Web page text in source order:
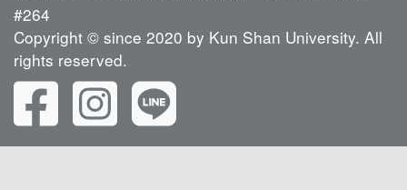
#264
Copyright © since 2020 by Kun Shan University. All
rights reserved.